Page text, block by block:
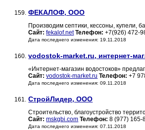
159. ФЕКАЛОФ, ООО
Производим септики, кессоны, купели,
Сайт: fekalof.net Телефон: +7(926) 472-
Дата последнего изменения: 19.11.2018
160. vodostok-market.ru, интернет-
«Интернет-магазин водостоков»
Сайт: vodostok-market.ru Телефон: +7
Дата последнего изменения: 09.11.2018
161. СтройЛидер, ООО
Строительство, благоустройство
Сайт: mskgbi.com Телефон: 8 (977) 165-
Дата последнего изменения: 07.11.2018